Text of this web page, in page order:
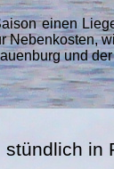
einen
und
in